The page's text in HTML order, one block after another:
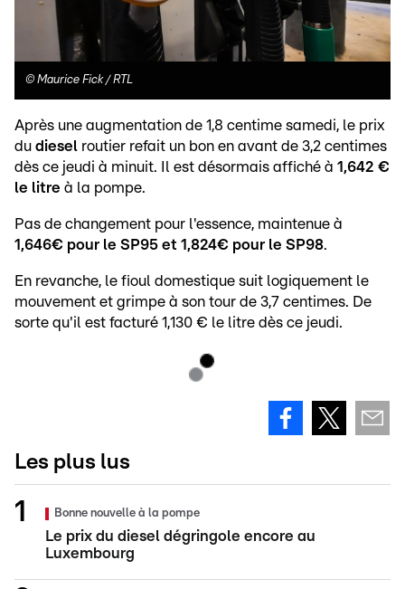
© Maurice Fick / RTL
Après une augmentation de 1,8 centime samedi, le prix
du diesel routier refait un bon en avant de 3,2 centimes
dès ce jeudi à minuit. Il est désormais affiché à 1,642 €
le litre à la pompe.
Pas de changement pour l'essence, maintenue à
1,646€ pour le SP95 et 1,824€ pour le SP98.
En revanche, le fioul domestique suit logiquement le
mouvement et grimpe à son tour de 3,7 centimes. De
sorte qu'il est facturé 1,130 € le litre dès ce jeudi.
Les plus lus
Bonne nouvelle à la pompe
Le prix du diesel dégringole encore au
Luxembourg